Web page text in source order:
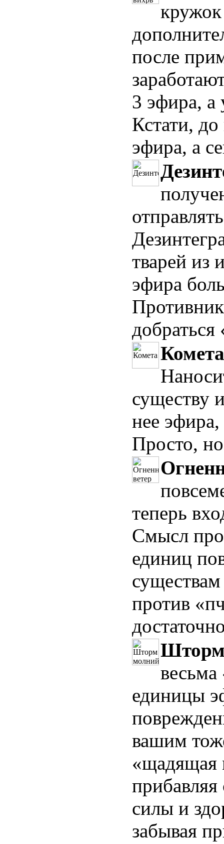
после
3 эфира, а
Кстати, до
эфира, а
тварей из
эфира
добраться
существу
нее
Просто,
теперь
Смысл
единиц
против
весьма
единицы
вашим
«щадящая
силы и
забывая